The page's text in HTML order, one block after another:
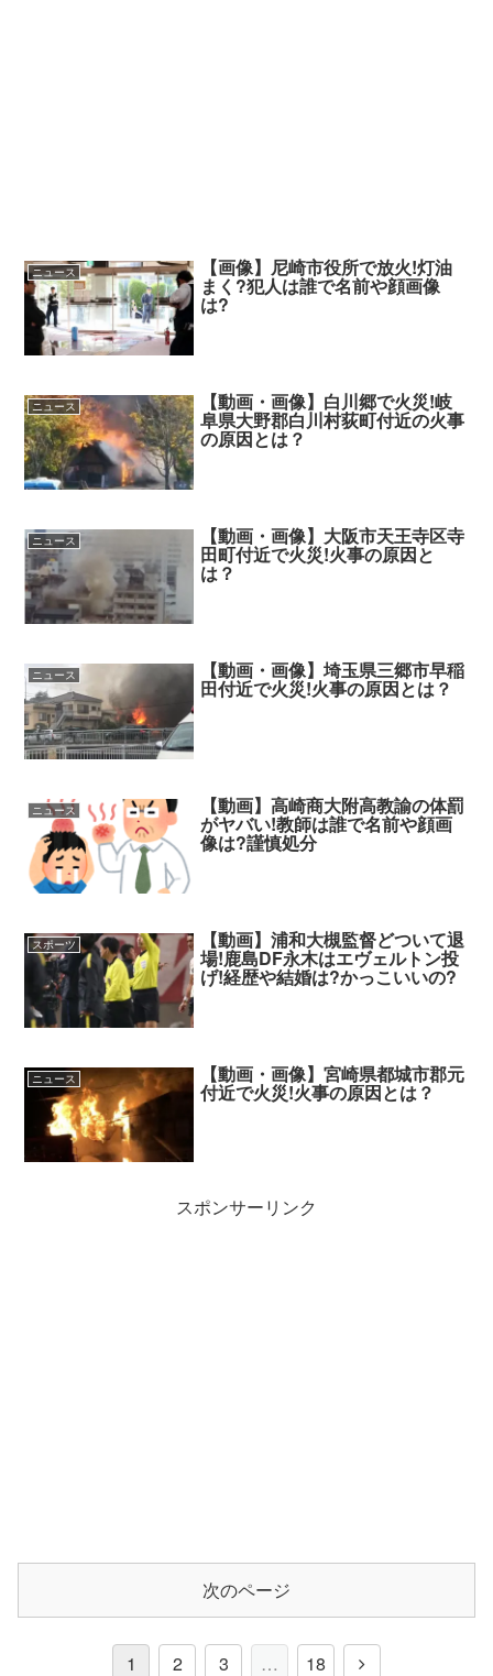
ニュース 【画像】尼崎市役所で放火!灯油
まく?犯人は誰で名前や顔画像
は?
ニュース 【動画・画像】白川郷で火災!岐
阜県大野郡白川村荻町付近の火事
の原因とは？
ニュース 【動画・画像】大阪市天王寺区寺
田町付近で火災!火事の原因と
は？
ニュース 【動画・画像】埼玉県三郷市早稲
田付近で火災!火事の原因とは？
ニュース 【動画】高崎商大附高教諭の体罰
がヤバい!教師は誰で名前や顔画
像は?謹慎処分
スポーツ 【動画】浦和大槻監督どついて退
場!鹿島DF永木はエヴェルトン投
げ!経歴や結婚は?かっこいいの?
ニュース 【動画・画像】宮崎県都城市郡元
付近で火災!火事の原因とは？
スポンサーリンク
次のページ
1 2 3 … 18